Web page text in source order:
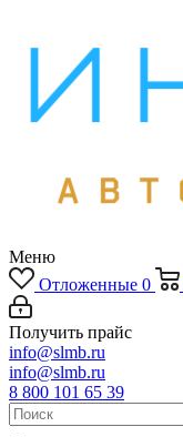
Меню
Отложенные 0
Получить прайс
info@slmb.ru
info@slmb.ru
8 800 101 65 39